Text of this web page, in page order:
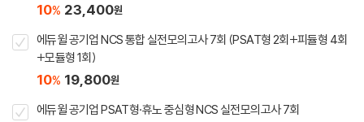
10% 23,400원
에듀윌 공기업 NCS 통합 실전모의고사 7회 (PSAT형 2회+피듈형 4회
+모듈형 1회)
10% 19,800원
에듀윌 공기업 PSAT형·휴노 중심형 NCS 실전모의고사 7회